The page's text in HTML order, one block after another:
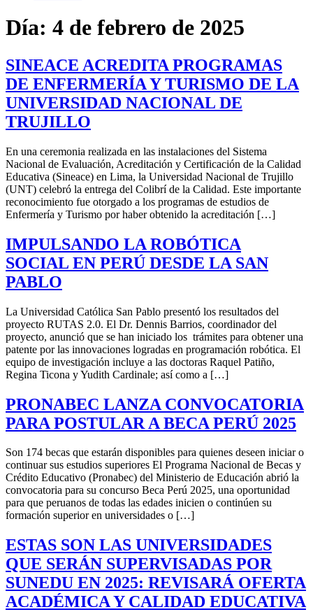
Día: 4 de febrero de 2025
SINEACE ACREDITA PROGRAMAS
DE ENFERMERÍA Y TURISMO DE LA
UNIVERSIDAD NACIONAL DE
TRUJILLO
En una ceremonia realizada en las instalaciones del Sistema
Nacional de Evaluación, Acreditación y Certificación de la Calidad
Educativa (Sineace) en Lima, la Universidad Nacional de Trujillo
(UNT) celebró la entrega del Colibrí de la Calidad. Este importante
reconocimiento fue otorgado a los programas de estudios de
Enfermería y Turismo por haber obtenido la acreditación […]
IMPULSANDO LA ROBÓTICA
SOCIAL EN PERÚ DESDE LA SAN
PABLO
La Universidad Católica San Pablo presentó los resultados del
proyecto RUTAS 2.0. El Dr. Dennis Barrios, coordinador del
proyecto, anunció que se han iniciado los trámites para obtener una
patente por las innovaciones logradas en programación robótica. El
equipo de investigación incluye a las doctoras Raquel Patiño,
Regina Ticona y Yudith Cardinale; así como a […]
PRONABEC LANZA CONVOCATORIA
PARA POSTULAR A BECA PERÚ 2025
Son 174 becas que estarán disponibles para quienes deseen iniciar o
continuar sus estudios superiores El Programa Nacional de Becas y
Crédito Educativo (Pronabec) del Ministerio de Educación abrió la
convocatoria para su concurso Beca Perú 2025, una oportunidad
para que peruanos de todas las edades inicien o continúen su
formación superior en universidades o […]
ESTAS SON LAS UNIVERSIDADES
QUE SERÁN SUPERVISADAS POR
SUNEDU EN 2025: REVISARÁ OFERTA
ACADÉMICA Y CALIDAD EDUCATIVA